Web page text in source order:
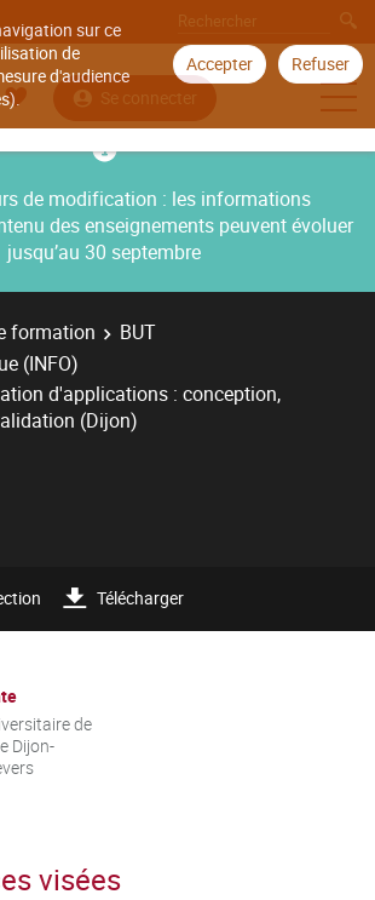
sur ce
de
d'audience
Accepter Refuser
Se connecter
de modification : les informations
des enseignements peuvent évoluer
jusqu’au 30 septembre
formation
BUT
(INFO)
d'applications : conception,
(Dijon)
Télécharger
de
Dijon-
visées